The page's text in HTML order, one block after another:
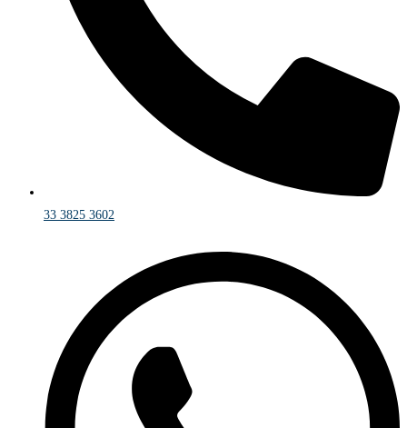
33 3825 3602